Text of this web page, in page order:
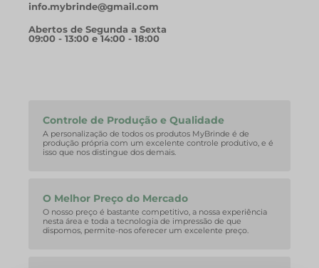
info.mybrinde@gmail.com
Abertos de Segunda a Sexta
09:00 - 13:00 e 14:00 - 18:00
Controle de Produção e Qualidade
A personalização de todos os produtos MyBrinde é de
produção própria com um excelente controle produtivo, e é
isso que nos distingue dos demais.
O Melhor Preço do Mercado
O nosso preço é bastante competitivo, a nossa experiência
nesta área e toda a tecnologia de impressão de que
dispomos, permite-nos oferecer um excelente preço.